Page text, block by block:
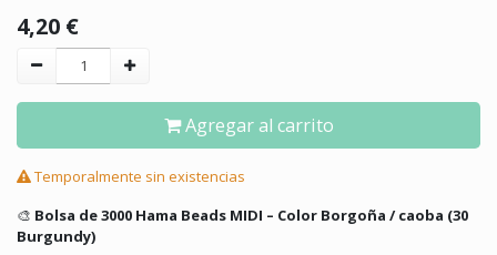
4,20 €
Agregar al carrito
Temporalmente sin existencias
🎨 Bolsa de 3000 Hama Beads MIDI – Color Borgoña / caoba (30
Burgundy)